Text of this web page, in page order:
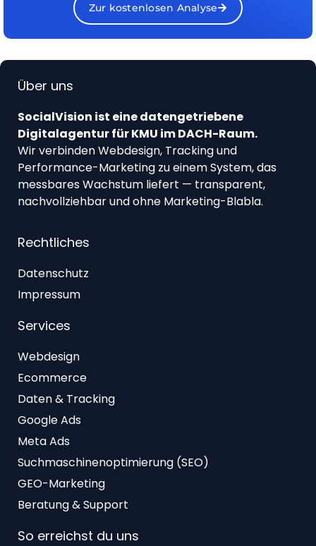
Zur kostenlosen Analyse
Über uns
SocialVision ist eine datengetriebene
Digitalagentur für KMU im DACH-Raum.
Wir verbinden Webdesign, Tracking und
Performance-Marketing zu einem System, das
messbares Wachstum liefert — transparent,
nachvollziehbar und ohne Marketing-Blabla.
Rechtliches
Datenschutz
Impressum
Services
Webdesign
Ecommerce
Daten & Tracking
Google Ads
Meta Ads
Suchmaschinenoptimierung (SEO)
GEO-Marketing
Beratung & Support
So erreichst du uns